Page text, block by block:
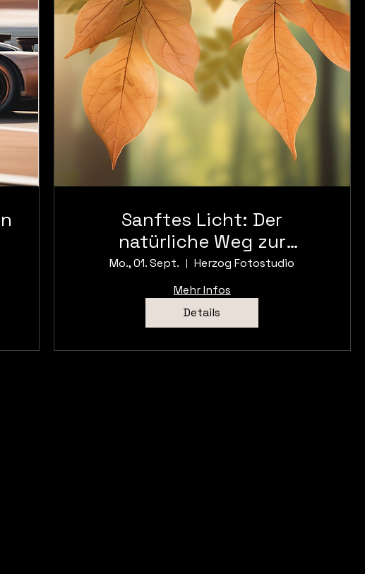
Sanftes Licht: Der
natürliche Weg zur
Perfektion
Mo., 01. Sept.
Herzog Fotostudio
Mehr Infos
Details